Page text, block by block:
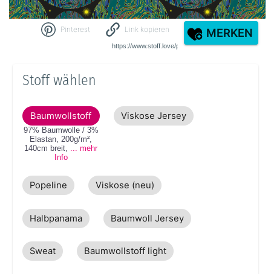
Pinterest Link kopieren MERKEN
Stoff wählen
Baumwollstoff
97% Baumwolle / 3%
Elastan 200g/m²
140cm breit
... mehr
Info
Viskose Jersey
Popeline Viskose (neu)
Halbpanama Baumwoll Jersey
Sweat Baumwollstoff light